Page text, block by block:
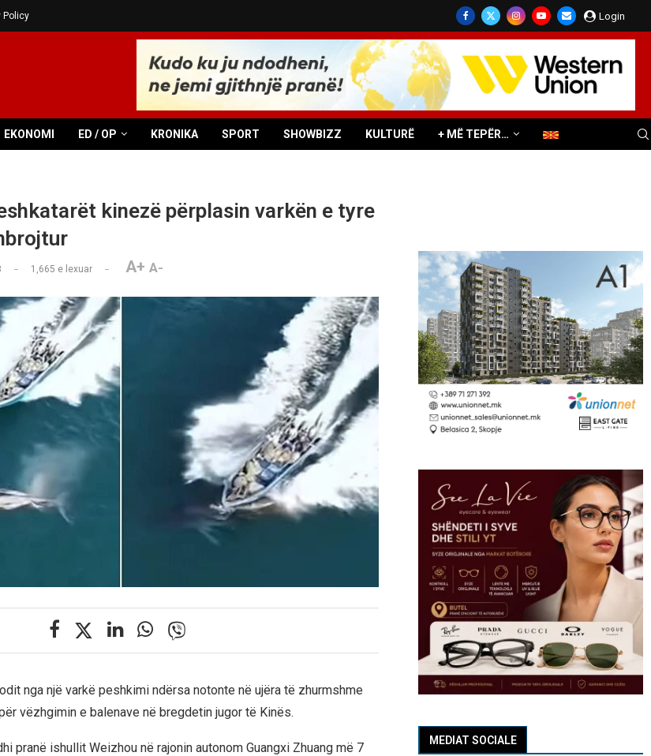
Policy Login
EKONOMI ED / OP KRONIKA SPORT SHOWBIZZ KULTURË + MË TEPËR…
kinezë përplasin varkën e tyre
1,665 e lexuar A+ A-
nga një varkë peshkimi ndërsa notonte në ujëra të zhurmshme
vëzhgimin e balenave në bregdetin jugor të Kinës.
pranë ishullit Weizhou në rajonin autonom Guangxi Zhuang më 7
MEDIAT SOCIALE